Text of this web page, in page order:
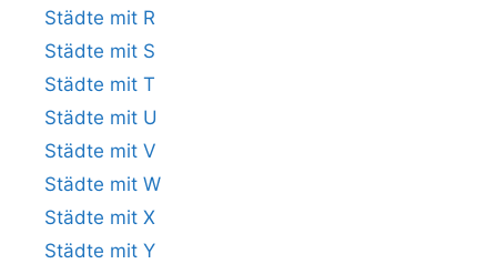
Städte mit R
Städte mit S
Städte mit T
Städte mit U
Städte mit V
Städte mit W
Städte mit X
Städte mit Y